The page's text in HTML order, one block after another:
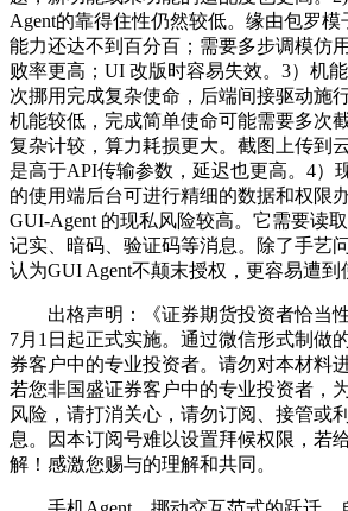
Agent的靠得住性仍然较低。缘由包罗模
能力还达不到百分百；需要多步调模仿
败率更高；UI 改版时容易失效。3）机
次挪用完成复杂使命，后端间接驱动施
机能较低，完成简单使命可能需要多次
复杂计较，算力耗损更大。截图上传到
是高于API传输参数，延迟也更高。4）
的使用端后台可进行精细的数据和权限
GUI-Agent 的现私风险较高。它需要读
记实、暗码、验证码等消息。除了手艺
认为GUI Agent不颠末授权，更容易遭到
出格声明：《证券期货投资者恰当性
7月1日起正式实施。通过微信形式制做
券客户中的专业投资者。请勿对本材料
若您非国盛证券客户中的专业投资者，
风险，请打消关心，请勿订阅、接管或
息。因本订阅号难以设置拜候权限，若
解！感激您赐与的理解和共同。